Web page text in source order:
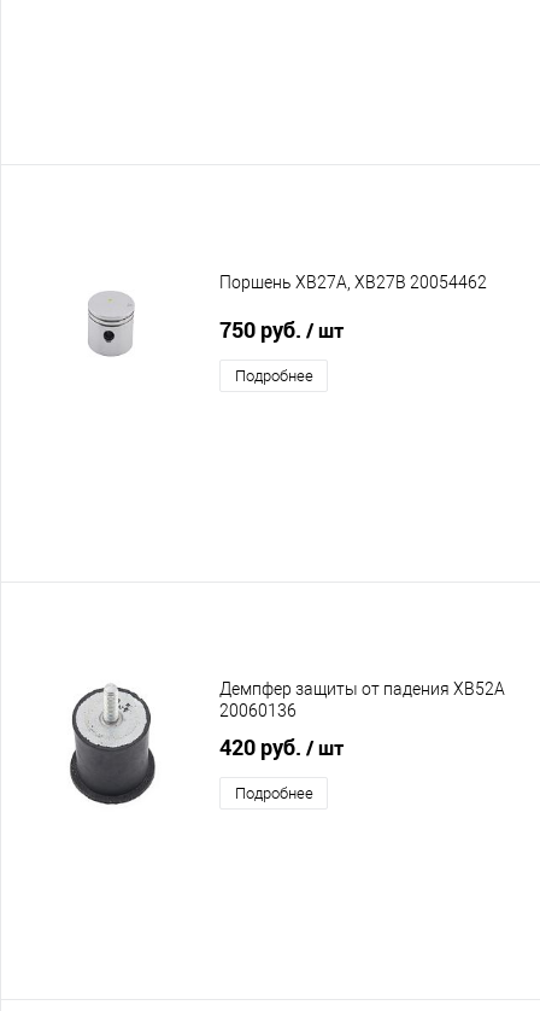
Поршень XB27A, XB27B 20054462
750 руб. / шт
Подробнее
Демпфер защиты от падения XB52A
20060136
420 руб. / шт
Подробнее